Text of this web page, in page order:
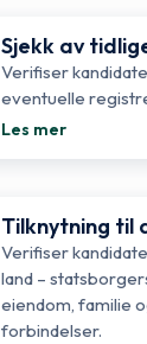
Sjekk av
Verifiser
eventuelle
Les mer
Tilknytning til
Verifiser
land –
eiendom, familie
forbindelser.